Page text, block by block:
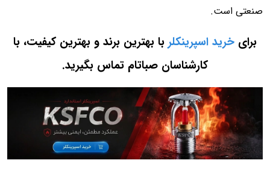
صنعتی است.
برای خرید اسپرینکلربا بهترین برند و بهترین کیفیت، با
کارشناسان صباتام تماس بگیرید.